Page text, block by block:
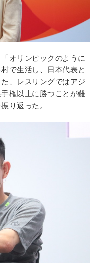
オリンピックのように
で生活し、日本代表と
、レスリングではアジ
権以上に勝つことが難
り返った。